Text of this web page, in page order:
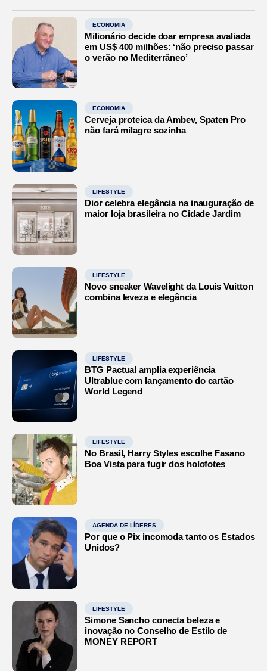
ECONOMIA
Milionário decide doar empresa avaliada
em US$ 400 milhões: ‘não preciso passar
o verão no Mediterrâneo’
ECONOMIA
Cerveja proteica da Ambev, Spaten Pro
não fará milagre sozinha
LIFESTYLE
Dior celebra elegância na inauguração de
maior loja brasileira no Cidade Jardim
LIFESTYLE
Novo sneaker Wavelight da Louis Vuitton
combina leveza e elegância
LIFESTYLE
BTG Pactual amplia experiência
Ultrablue com lançamento do cartão
World Legend
LIFESTYLE
No Brasil, Harry Styles escolhe Fasano
Boa Vista para fugir dos holofotes
AGENDA DE LÍDERES
Por que o Pix incomoda tanto os Estados
Unidos?
LIFESTYLE
Simone Sancho conecta beleza e
inovação no Conselho de Estilo de
MONEY REPORT